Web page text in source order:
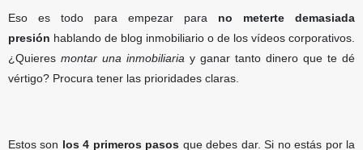
Eso es todo para empezar para no meterte demasiada
presión hablando de blog inmobiliario o de los vídeos corporativos.
¿Quieres montar una inmobiliaria y ganar tanto dinero que te dé
vértigo? Procura tener las prioridades claras.
Estos son los 4 primeros pasos que debes dar. Si no estás por la